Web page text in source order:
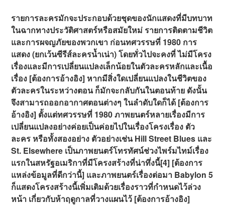
รายการละครมักจะประกอบด้วยชุดของนักแสดงที่มีบทบาท
ในฉากทางประวัติศาสตร์หรือสมัยใหม่ รายการติดตามชีวิต
และการผจญภัยของพวกเขา ก่อนทศวรรษที่ 1980 การ
แสดง (ยกเว้นซีรีส์ละครน้ำเน่า) โดยทั่วไปจะคงที่ ไม่มีโครง
เรื่องและมีการเปลี่ยนแปลงเล็กน้อยในตัวละครหลักและเนื้อ
เรื่อง [ต้องการอ้างอิง] หากมีสิ่งใดเปลี่ยนแปลงในชีวิตของ
ตัวละครในระหว่างตอน ก็มักจะกลับกันในตอนท้าย ดังนั้น
จึงสามารถออกอากาศตอนต่างๆ ในลำดับใดก็ได้ [ต้องการ
อ้างอิง] ตั้งแต่ทศวรรษที่ 1980 ภาพยนตร์หลายเรื่องมีการ
เปลี่ยนแปลงอย่างค่อยเป็นค่อยไปในเรื่องโครงเรื่อง ตัว
ละคร หรือทั้งสองอย่าง ตัวอย่างเช่น Hill Street Blues และ
St. Elsewhere เป็นภาพยนตร์โทรทัศน์ช่วงไพร์มไทม์เรื่อง
แรกในสหรัฐอเมริกาที่มีโครงสร้างที่น่าทึ่งนี้[4] [ต้องการ
แหล่งข้อมูลที่ดีกว่านี้] และภาพยนตร์เรื่องต่อมา Babylon 5
ก็แสดงโครงสร้างนี้เพิ่มเติมด้วยเรื่องราวที่กำหนดไว้ล่วง
หน้า เกี่ยวกับห้าฤดูกาลที่วางแผนไว้ [ต้องการอ้างอิง]